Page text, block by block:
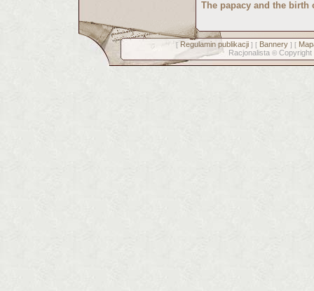
The papacy and the birth
[ Regulamin publikacji] [ Bannery] [
Racjonalista © Copyright